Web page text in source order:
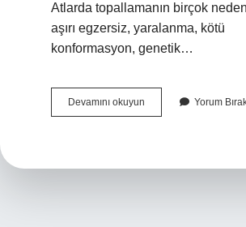
Atlarda topallamanın birçok
aşırı egzersiz, yaralanma, kötü
konformasyon, genetik…
Devamını okuyun
Arpalama
Yorum